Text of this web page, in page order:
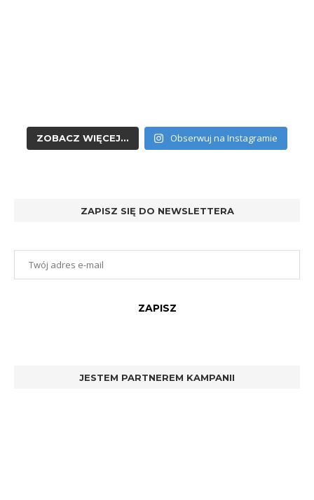
ZOBACZ WIĘCEJ... Obserwuj na Instagramie
ZAPISZ SIĘ DO NEWSLETTERA
JESTEM PARTNEREM KAMPANII